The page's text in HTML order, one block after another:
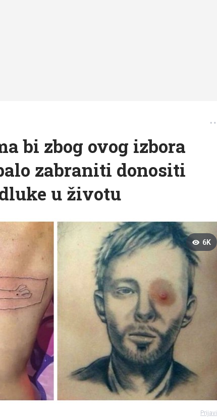
bi zbog ovog izbora
zabraniti donositi
u životu
6K
Prijavi